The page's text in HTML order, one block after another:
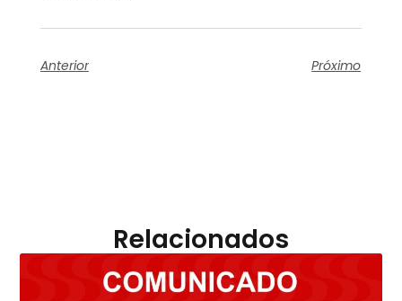
Anterior Próximo
Relacionados